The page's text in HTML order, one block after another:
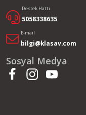
Destek Hattı
5058338635
E-mail
bilgi@klasav.com
Sosyal Medya